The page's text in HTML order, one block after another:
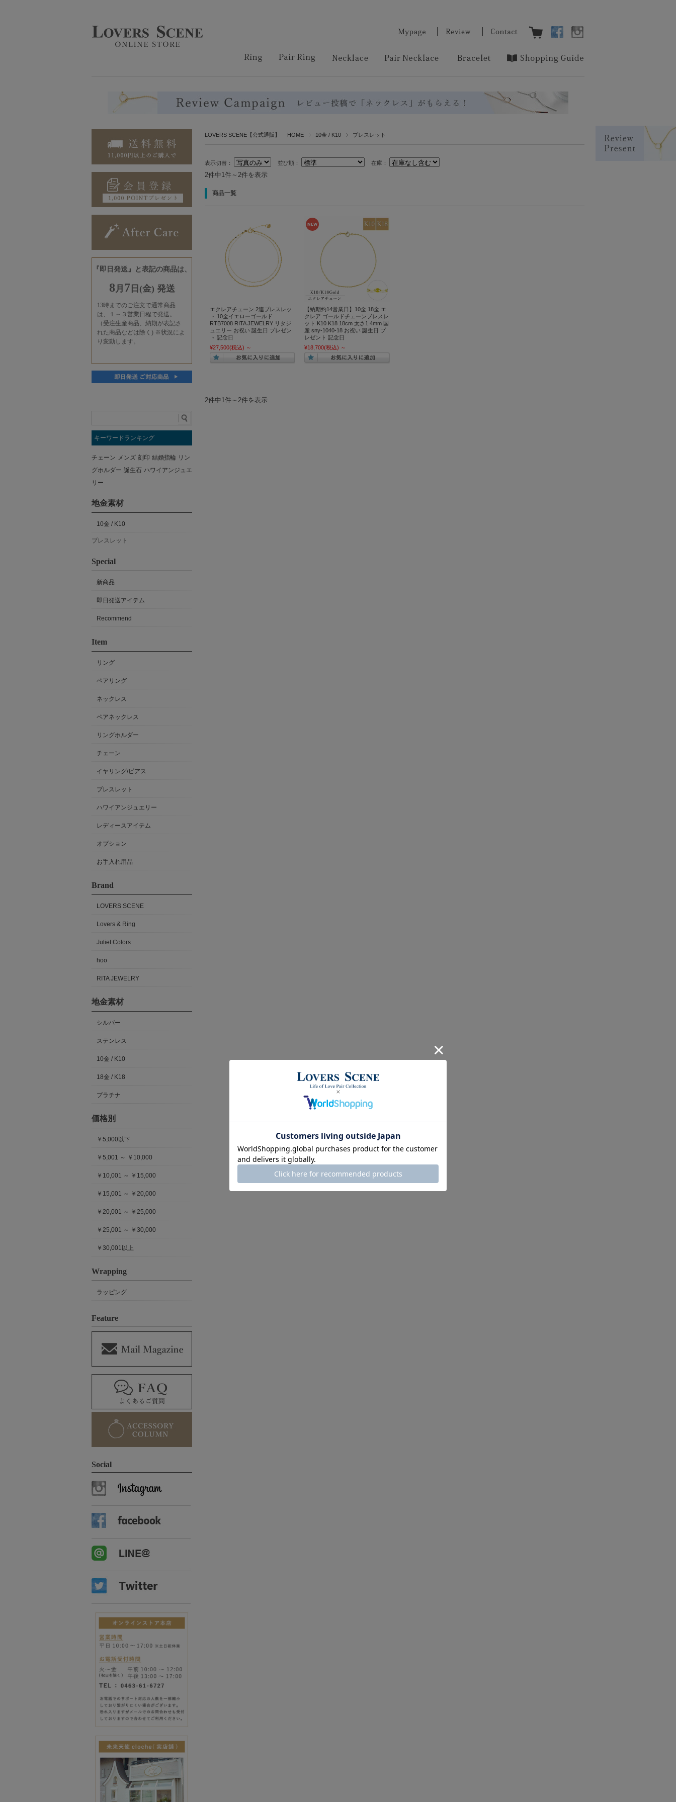
LOVERS SCENE【公式通販】 HOME 10金 / K10 ブレスレット
表示切替： 並び順： 在庫：
2件中1件～2件を表示
商品一覧
エクレアチェーン 2連ブレスレッ
ト 10金イエローゴールド
RTB7008 RITA JEWELRY リタジ
ュエリー お祝い 誕生日 プレゼン
ト 記念日
¥27,500(税込) ～
【納期約14営業日】10金 18金 エ
クレア ゴールドチェーンブレスレ
ット K10 K18 18cm 太さ1.4mm 国
産 sny-1040-18 お祝い 誕生日 プ
レゼント 記念日
¥18,700(税込) ～
2件中1件～2件を表示
キーワードランキング
チェーン メンズ 刻印 結婚指輪 リン
グホルダー 誕生石 ハワイアンジュエ
リー
地金素材
10金 / K10
ブレスレット
Special
新商品
即日発送アイテム
Recommend
Item
リング
ペアリング
ネックレス
ペアネックレス
リングホルダー
チェーン
イヤリング/ピアス
ブレスレット
ハワイアンジュエリー
レディースアイテム
オプション
お手入れ用品
Brand
LOVERS SCENE
Lovers & Ring
Juliet Colors
hoo
RITA JEWELRY
地金素材
シルバー
ステンレス
10金 / K10
18金 / K18
プラチナ
価格別
￥5,000以下
￥5,001 ～ ￥10,000
￥10,001 ～ ￥15,000
￥15,001 ～ ￥20,000
￥20,001 ～ ￥25,000
￥25,001 ～ ￥30,000
￥30,001以上
Wrapping
ラッピング
Feature
Social